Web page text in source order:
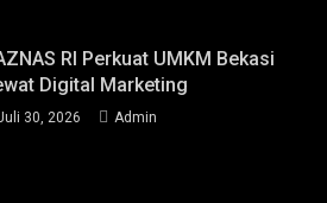
RI Perkuat UMKM Bekasi
Digital Marketing
30, 2026 Admin